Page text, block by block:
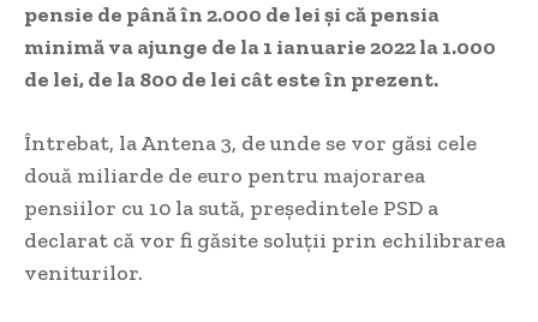
pensie de până în 2.000 de lei şi că pensia
minimă va ajunge de la 1 ianuarie 2022 la 1.000
de lei, de la 800 de lei cât este în prezent.
Întrebat, la Antena 3, de unde se vor găsi cele
două miliarde de euro pentru majorarea
pensiilor cu 10 la sută, preşedintele PSD a
declarat că vor fi găsite soluţii prin echilibrarea
veniturilor.